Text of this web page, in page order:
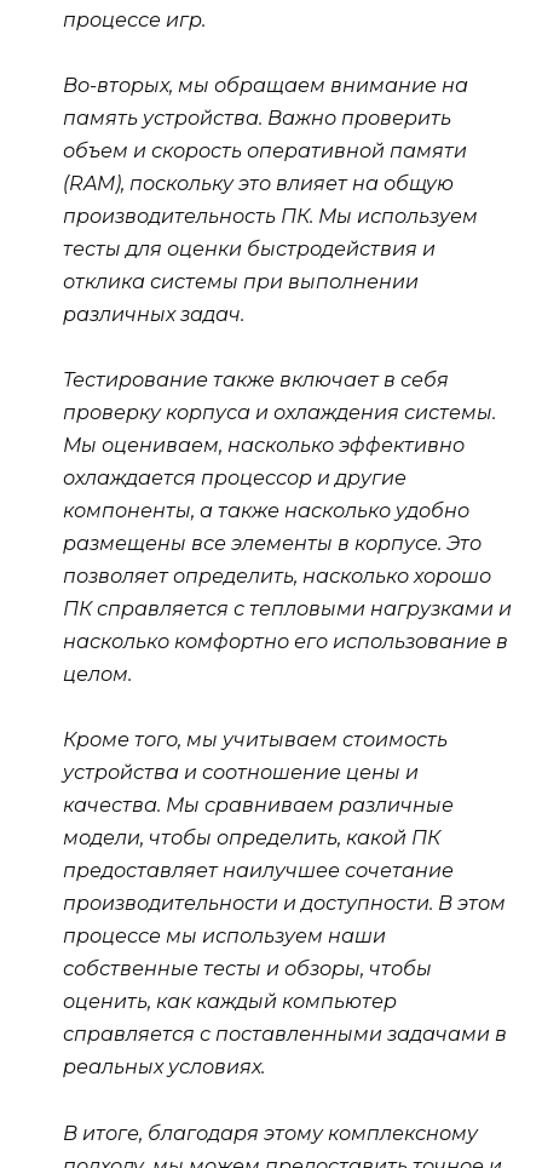
процессе игр.
Во-вторых, мы обращаем внимание на
память устройства. Важно проверить
объем и скорость оперативной памяти
(RAM), поскольку это влияет на общую
производительность ПК. Мы используем
тесты для оценки быстродействия и
отклика системы при выполнении
различных задач.
Тестирование также включает в себя
проверку корпуса и охлаждения системы.
Мы оцениваем, насколько эффективно
охлаждается процессор и другие
компоненты, а также насколько удобно
размещены все элементы в корпусе. Это
позволяет определить, насколько хорошо
ПК справляется с тепловыми нагрузками и
насколько комфортно его использование в
целом.
Кроме того, мы учитываем стоимость
устройства и соотношение цены и
качества. Мы сравниваем различные
модели, чтобы определить, какой ПК
предоставляет наилучшее сочетание
производительности и доступности. В этом
процессе мы используем наши
собственные тесты и обзоры, чтобы
оценить, как каждый компьютер
справляется с поставленными задачами в
реальных условиях.
В итоге, благодаря этому комплексному